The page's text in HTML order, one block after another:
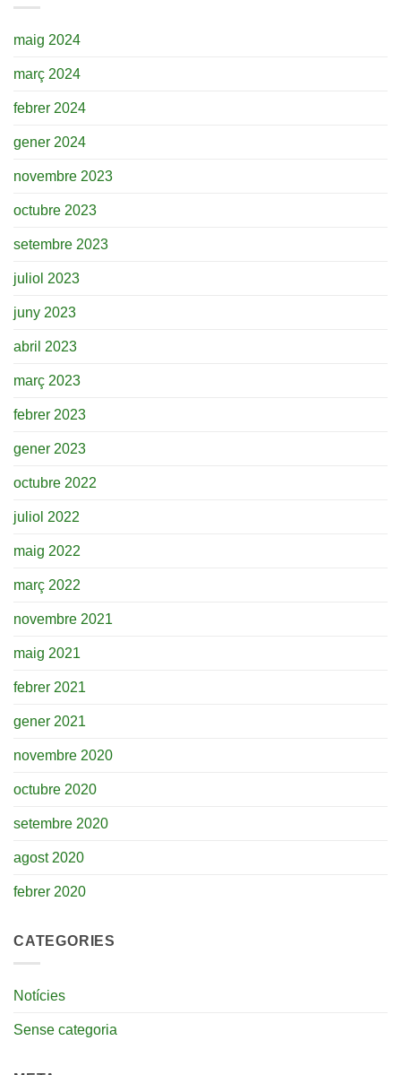
maig 2024
març 2024
febrer 2024
gener 2024
novembre 2023
octubre 2023
setembre 2023
juliol 2023
juny 2023
abril 2023
març 2023
febrer 2023
gener 2023
octubre 2022
juliol 2022
maig 2022
març 2022
novembre 2021
maig 2021
febrer 2021
gener 2021
novembre 2020
octubre 2020
setembre 2020
agost 2020
febrer 2020
CATEGORIES
Notícies
Sense categoria